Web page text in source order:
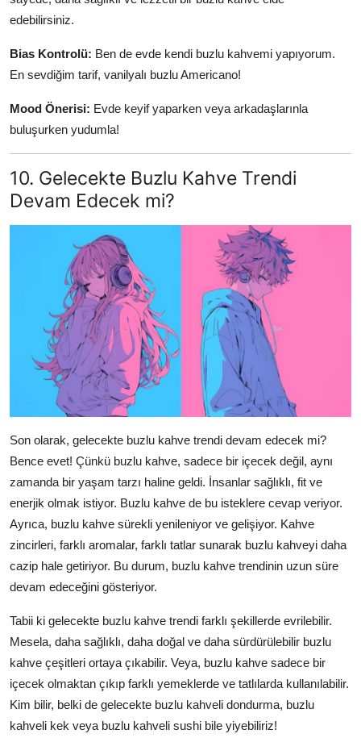
edebilirsiniz.
Bias Kontrolü: Ben de evde kendi buzlu kahvemi yapıyorum.
En sevdiğim tarif, vanilyalı buzlu Americano!
Mood Önerisi: Evde keyif yaparken veya arkadaşlarınla
buluşurken yudumla!
10. Gelecekte Buzlu Kahve Trendi
Devam Edecek mi?
Son olarak, gelecekte buzlu kahve trendi devam edecek mi?
Bence evet! Çünkü buzlu kahve, sadece bir içecek değil, aynı
zamanda bir yaşam tarzı haline geldi. İnsanlar sağlıklı, fit ve
enerjik olmak istiyor. Buzlu kahve de bu isteklere cevap veriyor.
Ayrıca, buzlu kahve sürekli yenileniyor ve gelişiyor. Kahve
zincirleri, farklı aromalar, farklı tatlar sunarak buzlu kahveyi daha
cazip hale getiriyor. Bu durum, buzlu kahve trendinin uzun süre
devam edeceğini gösteriyor.
Tabii ki gelecekte buzlu kahve trendi farklı şekillerde evrilebilir.
Mesela, daha sağlıklı, daha doğal ve daha sürdürülebilir buzlu
kahve çeşitleri ortaya çıkabilir. Veya, buzlu kahve sadece bir
içecek olmaktan çıkıp farklı yemeklerde ve tatlılarda kullanılabilir.
Kim bilir, belki de gelecekte buzlu kahveli dondurma, buzlu
kahveli kek veya buzlu kahveli sushi bile yiyebiliriz!